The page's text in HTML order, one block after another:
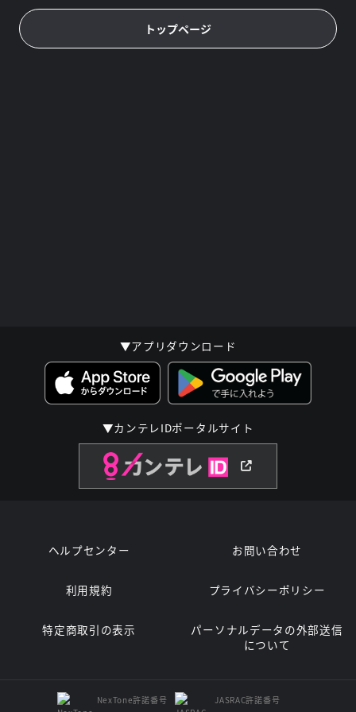
トップページ
▼アプリダウンロード
▼カンテレIDポータルサイト
ヘルプセンター お問い合わせ
利用規約 プライバシーポリシー
特定商取引の表示
パーソナルデータの外部送信
について
NexTone許諾番号
JASRAC許諾番号